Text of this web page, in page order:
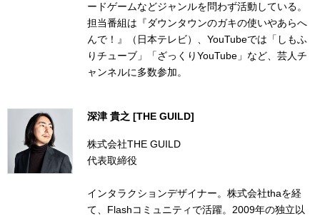
ードゲームなどジャンルを問わず活動している。
担当番組は『ダウンタウンのガキの使いやあらへ
んで！』（日本テレビ）、YouTubeでは「しもふ
りチューブ」「ざっくりYouTube」など、芸人チ
ャンネルに多数参加。
深津 貴之 [THE GUILD]
株式会社THE GUILD
代表取締役
インタラクションデザイナー。株式会社thaを経
て、Flashコミュニティで活躍。2009年の独立以